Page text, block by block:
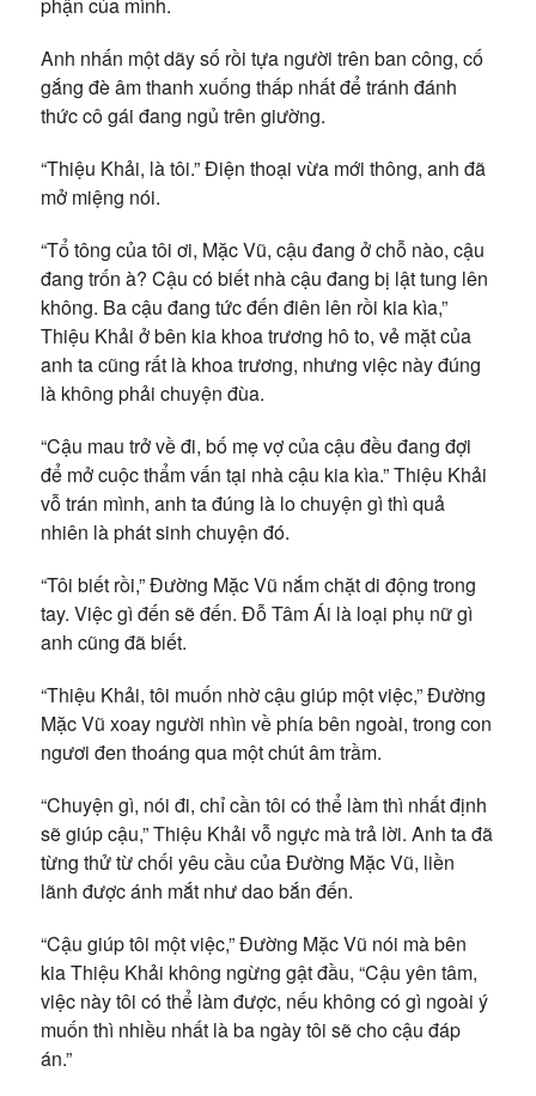
Anh nhấn một dãy số rồi tựa người trên ban công, cố
gắng đè âm thanh xuống thấp nhất để tránh đánh
thức cô gái đang ngủ trên giường.
“Thiệu Khải, là tôi.” Điện thoại vừa mới thông, anh đã
mở miệng nói.
“Tổ tông của tôi ơi, Mặc Vũ, cậu đang ở chỗ nào, cậu
đang trốn à? Cậu có biết nhà cậu đang bị lật tung lên
không. Ba cậu đang tức đến điên lên rồi kia kìa,”
Thiệu Khải ở bên kia khoa trương hô to, vẻ mặt của
anh ta cũng rất là khoa trương, nhưng việc này đúng
là không phải chuyện đùa.
“Cậu mau trở về đi, bố mẹ vợ của cậu đều đang đợi
để mở cuộc thẩm vấn tại nhà cậu kia kìa.” Thiệu Khải
vỗ trán mình, anh ta đúng là lo chuyện gì thì quả
nhiên là phát sinh chuyện đó.
“Tôi biết rồi,” Đường Mặc Vũ nắm chặt di động trong
tay. Việc gì đến sẽ đến. Đỗ Tâm Ái là loại phụ nữ gì
anh cũng đã biết.
“Thiệu Khải, tôi muốn nhờ cậu giúp một việc,” Đường
Mặc Vũ xoay người nhìn về phía bên ngoài, trong con
ngươi đen thoáng qua một chút âm trầm.
“Chuyện gì, nói đi, chỉ cần tôi có thể làm thì nhất định
sẽ giúp cậu,” Thiệu Khải vỗ ngực mà trả lời. Anh ta đã
từng thử từ chối yêu cầu của Đường Mặc Vũ, liền
lãnh được ánh mắt như dao bắn đến.
“Cậu giúp tôi một việc,” Đường Mặc Vũ nói mà bên
kia Thiệu Khải không ngừng gật đầu, “Cậu yên tâm,
việc này tôi có thể làm được, nếu không có gì ngoài ý
muốn thì nhiều nhất là ba ngày tôi sẽ cho cậu đáp
án.”